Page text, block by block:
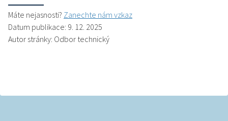
Máte nejasnosti? Zanechte nám vzkaz
Datum publikace: 9. 12. 2025
Autor stránky: Odbor technický